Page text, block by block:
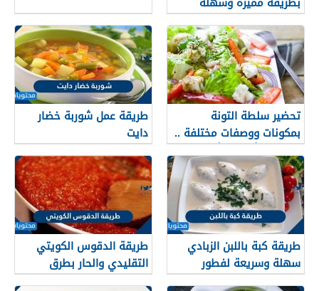
تحضير سلطة التونة
بمكونات ووصفات مختلفة ..
اكتشفي أسهل وأفضل
الطرق
طريقة عمل شوربة خضار
دايت
طريقة كبة باللبن الزبادي
سهلة وسريعة لفطور
شهي
طريقة الدقوس الكويتي
التقليدي والحار بطرق
سهلة